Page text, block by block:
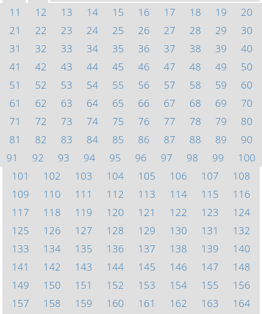
11
12 13 14 15 16 17 18 19
20
21
22 23 24 25 26 27 28 29
30
31
32 33 34 35 36 37 38 39
40
41
42 43 44 45 46 47 48 49
50
51
52 53 54 55 56 57 58 59
60
61
62 63 64 65 66 67 68 69
70
71
72 73 74 75 76 77 78 79
80
81
82 83 84 85 86 87 88 89
90
91
92 93 94 95 96 97 98 99
100
101
102 103 104 105 106 107
108
109
110 111 112 113 114 115
116
117
118 119 120 121 122 123
124
125
126 127 128 129 130 131
132
133
134 135 136 137 138 139
140
141
142 143 144 145 146 147
148
149
150 151 152 153 154 155
156
157
158 159 160 161 162 163
164